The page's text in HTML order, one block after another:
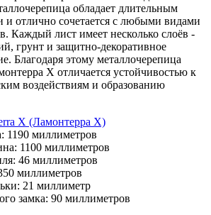
обладает длительным
и отлично сочетается с любыми видами
Каждый лист имеет несколько слоёв -
грунт и защитно-декоративное
Благодаря этому металлочерепица
Х отличается устойчивостью к
воздействиям и образованию
X (Ламонтерра Х)
1190 миллиметров
1100 миллиметров
46 миллиметров
миллиметров
21 миллиметр
замка: 90 миллиметров